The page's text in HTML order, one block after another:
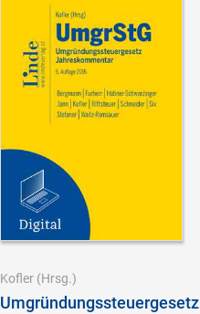
Kofler (Hrsg.)
Umgründungssteuergesetz